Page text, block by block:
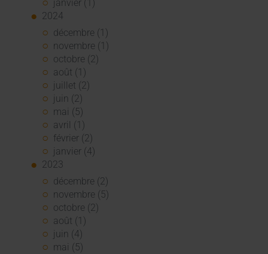
janvier (1)
2024
décembre (1)
novembre (1)
octobre (2)
août (1)
juillet (2)
juin (2)
mai (5)
avril (1)
février (2)
janvier (4)
2023
décembre (2)
novembre (5)
octobre (2)
août (1)
juin (4)
mai (5)